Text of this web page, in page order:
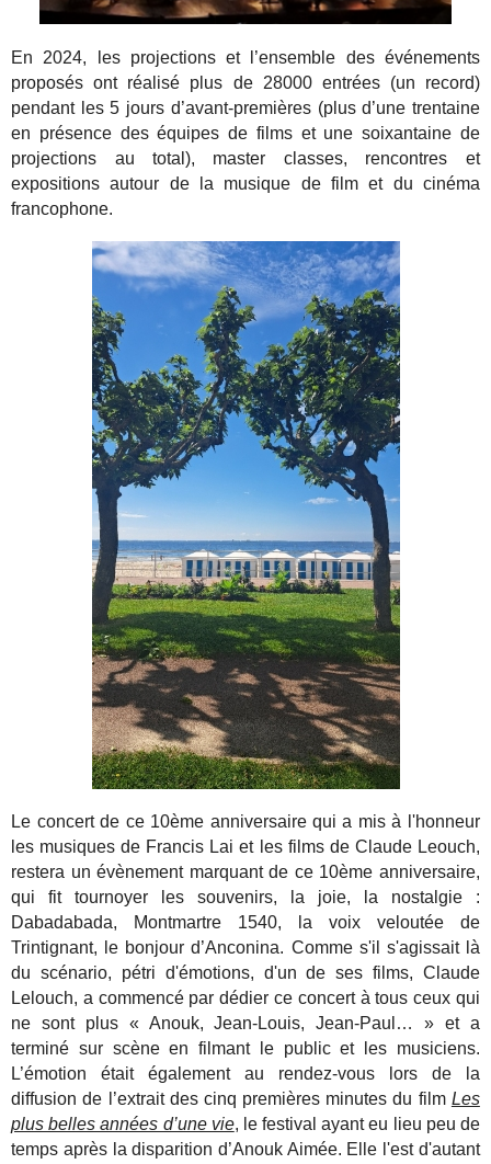
En 2024, les projections et l’ensemble des événements
proposés ont réalisé plus de 28000 entrées (un record)
pendant les 5 jours d’avant-premières (plus d’une trentaine
en présence des équipes de films et une soixantaine de
projections au total), master classes, rencontres et
expositions autour de la musique de film et du cinéma
francophone.
Le concert de ce 10ème anniversaire qui a mis à l'honneur
les musiques de Francis Lai et les films de Claude Leouch,
restera un évènement marquant de ce 10ème anniversaire,
qui fit tournoyer les souvenirs, la joie, la nostalgie :
Dabadabada, Montmartre 1540, la voix veloutée de
Trintignant, le bonjour d’Anconina. Comme s'il s'agissait là
du scénario, pétri d'émotions, d'un de ses films, Claude
Lelouch, a commencé par dédier ce concert à tous ceux qui
ne sont plus « Anouk, Jean-Louis, Jean-Paul… » et a
terminé sur scène en filmant le public et les musiciens.
L’émotion était également au rendez-vous lors de la
diffusion de l’extrait des cinq premières minutes du film Les
plus belles années d’une vie, le festival ayant eu lieu peu de
temps après la disparition d’Anouk Aimée. Elle l'est d'autant